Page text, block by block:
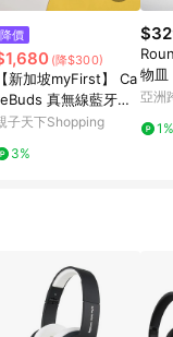
降價
(降$300)
【新加坡myFirst】 Ca
真無線藍牙兒
耳機
子天下Shopping
3%
物皿
墊
亞洲
1%